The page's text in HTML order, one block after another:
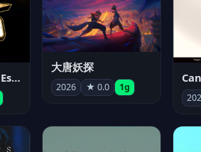
AAA Verano de Escándalo 2026 - Week 3
大唐妖探
2026 ★ 0.0 1g